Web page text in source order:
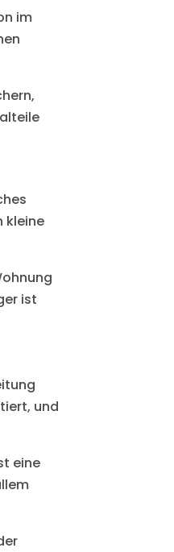
im
kleine
ist
und
eine